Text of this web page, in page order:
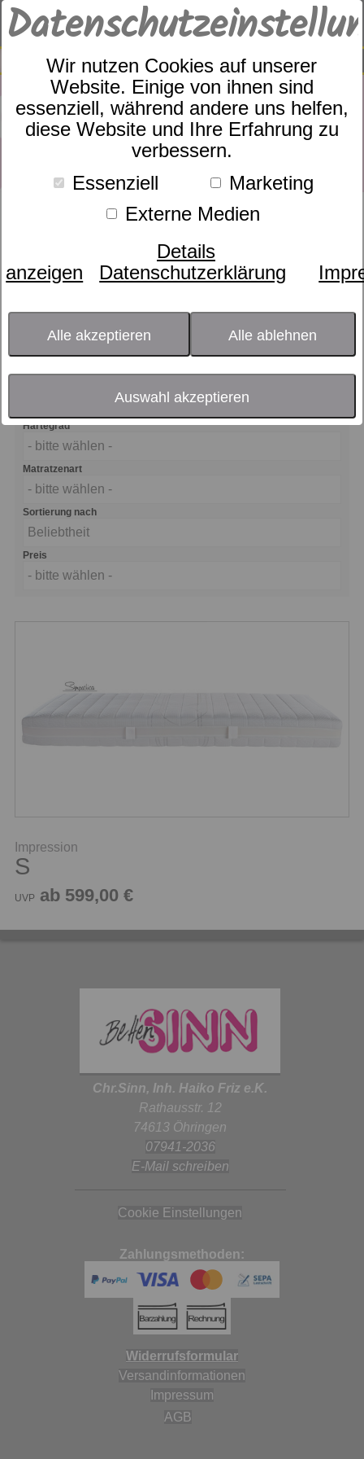
Wir nutzen Cookies auf unserer
Website. Einige von ihnen sind
essenziell, während andere uns helfen,
diese Website und Ihre Erfahrung zu
verbessern.
Essenziell
Marketing
Externe Medien
Details
anzeigen
Datenschutzerklärung
Alle akzeptieren Alle ablehnen
Auswahl akzeptieren
SUCHE
0
Matratzen
Sympathica
Impression S
Bezugsstoff
- bitte wählen -
Härtegrad
- bitte wählen -
Matratzenart
- bitte wählen -
Sortierung nach
Beliebtheit
Preis
- bitte wählen -
Impression
S
UVP ab 599,00 €
Chr.Sinn, Inh. Haiko Friz e.K.
Rathausstr. 12
74613 Öhringen
07941-2036
E-Mail schreiben
Cookie Einstellungen
Zahlungsmethoden:
Widerrufsformular
Versandinformationen
Impressum
AGB